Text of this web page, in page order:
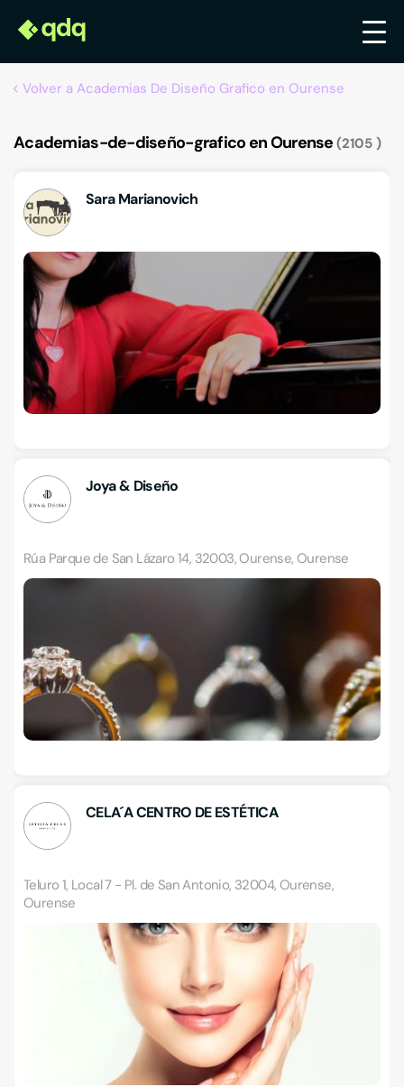
Volver a Academias De Diseño Grafico en Ourense
Academias-de-diseño-grafico en Ourense 2105
Sara Marianovich
Joya & Diseño
Rúa Parque de San Lázaro 14, 32003, Ourense, Ourense
CELA´A CENTRO DE ESTÉTICA
Teluro 1, Local 7 - Pl. de San Antonio, 32004, Ourense,
Ourense